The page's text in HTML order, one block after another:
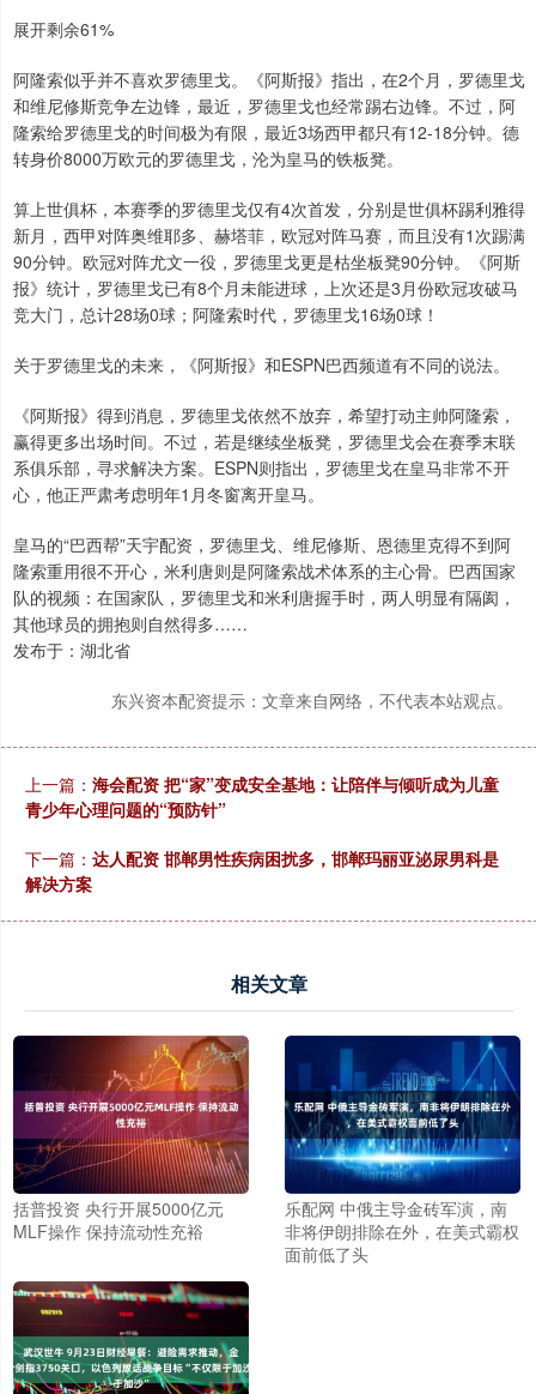
展开剩余61%
阿隆索似乎并不喜欢罗德里戈。《阿斯报》指出，在2个月，罗德里戈
和维尼修斯竞争左边锋，最近，罗德里戈也经常踢右边锋。不过，阿
隆索给罗德里戈的时间极为有限，最近3场西甲都只有12-18分钟。德
转身价8000万欧元的罗德里戈，沦为皇马的铁板凳。
算上世俱杯，本赛季的罗德里戈仅有4次首发，分别是世俱杯踢利雅得
新月，西甲对阵奥维耶多、赫塔菲，欧冠对阵马赛，而且没有1次踢满
90分钟。欧冠对阵尤文一役，罗德里戈更是枯坐板凳90分钟。《阿斯
报》统计，罗德里戈已有8个月未能进球，上次还是3月份欧冠攻破马
竞大门，总计28场0球；阿隆索时代，罗德里戈16场0球！
关于罗德里戈的未来，《阿斯报》和ESPN巴西频道有不同的说法。
《阿斯报》得到消息，罗德里戈依然不放弃，希望打动主帅阿隆索，
赢得更多出场时间。不过，若是继续坐板凳，罗德里戈会在赛季末联
系俱乐部，寻求解决方案。ESPN则指出，罗德里戈在皇马非常不开
心，他正严肃考虑明年1月冬窗离开皇马。
皇马的“巴西帮”天宇配资，罗德里戈、维尼修斯、恩德里克得不到阿
隆索重用很不开心，米利唐则是阿隆索战术体系的主心骨。巴西国家
队的视频：在国家队，罗德里戈和米利唐握手时，两人明显有隔阂，
其他球员的拥抱则自然得多……
发布于：湖北省
东兴资本配资提示：文章来自网络，不代表本站观点。
上一篇： 海会配资 把“家”变成安全基地：让陪伴与倾听成为儿童
青少年心理问题的“预防针”
下一篇： 达人配资 邯郸男性疾病困扰多，邯郸玛丽亚泌尿男科是
解决方案
相关文章
括普投资 央行开展5000亿元
MLF操作 保持流动性充裕
乐配网 中俄主导金砖军演，南
非将伊朗排除在外，在美式霸权
面前低了头